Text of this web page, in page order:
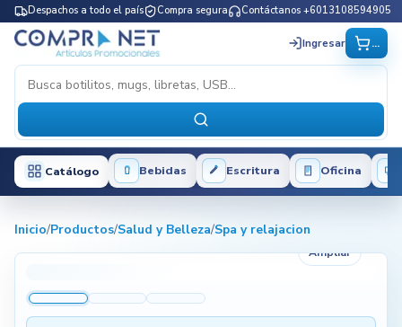
Despachos a todo el país Compra segura Contáctanos +6013108594905
Ingresar ...
Catálogo Bebidas Escritura Oficina
Inicio/Productos/Salud y Belleza/Spa y relajacion
Ampliar